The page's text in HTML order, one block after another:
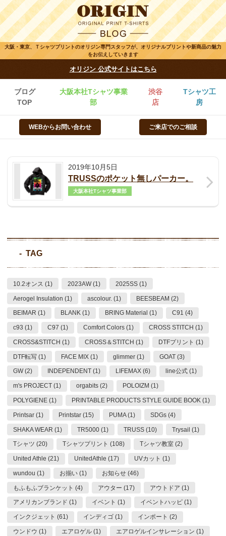
大阪・東京、Ｔシャツプリントのオリジン専門スタッフが、オリジナルプリントや新商品の魅力
をお伝えしていきます
オリジン 公式サイトはこちら
ブログ
TOP
大阪本社Tシャツ事業
部
渋谷
店
Tシャツ工
房
WEBからお問い合わせ ご来店でのご相談
2019年10月5日
TRUSSのポケット無しパーカー。
大阪本社Tシャツ事業部
TAG
10.2オンス (1) 2023AW (1) 2025SS (1)
Aerogel Insulation (1) ascolour. (1) BEESBEAM (2)
BEIMAR (1) BLANK (1) BRING Material (1) C91 (4)
c93 (1) C97 (1) Comfort Colors (1) CROSS STITCH (1)
CROSS&STITCH (1) CROSS＆STITCH (1) DTFプリント (1)
DTF転写 (1) FACE MIX (1) glimmer (1) GOAT (3)
GW (2) INDEPENDENT (1) LIFEMAX (6) line公式 (1)
m's PROJECT (1) orgabits (2) POLOIZM (1)
POLYGIENE (1) PRINTABLE PRODUCTS STYLE GUIDE BOOK (1)
Printsar (1) Printstar (15) PUMA (1) SDGs (4)
SHAKA WEAR (1) TR5000 (1) TRUSS (10) Trysail (1)
Tシャツ (20) Tシャツプリント (108) Tシャツ教室 (2)
United Athle (21) UnitedAthle (17) UVカット (1)
wundou (1) お揃い (1) お知らせ (46)
もふもふブランケット (4) アウター (17) アウトドア (1)
アメリカンブランド (1) イベント (1) イベントハッピ (1)
インクジェット (61) インディゴ (1) インポート (2)
ウンドウ (1) エアロゲル (1) エアロゲルインサレーション (1)